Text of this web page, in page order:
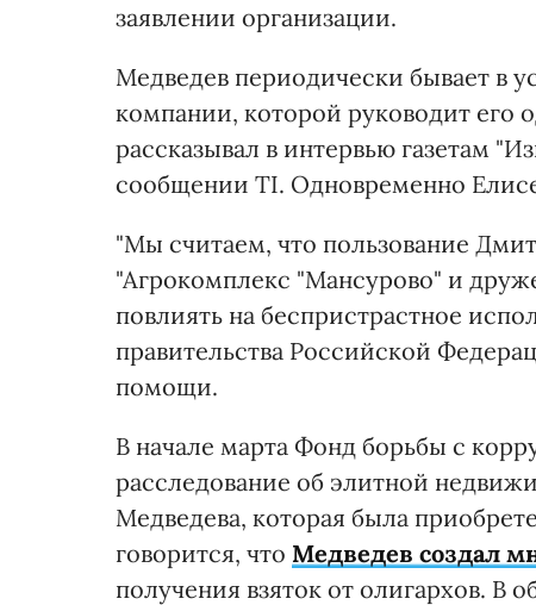
заявлении организации.
Медведев периодически бывает в
компании, которой руководит его
рассказывал в интервью газетам
сообщении TI. Одновременно
"Мы считаем, что пользование
"Агрокомплекс "Мансурово" и
повлиять на беспристрастное
правительства Российской
помощи.
В начале марта Фонд борьбы с
расследование об элитной
Медведева, которая была
говорится, что Медведев создал
получения взяток от олигархов.